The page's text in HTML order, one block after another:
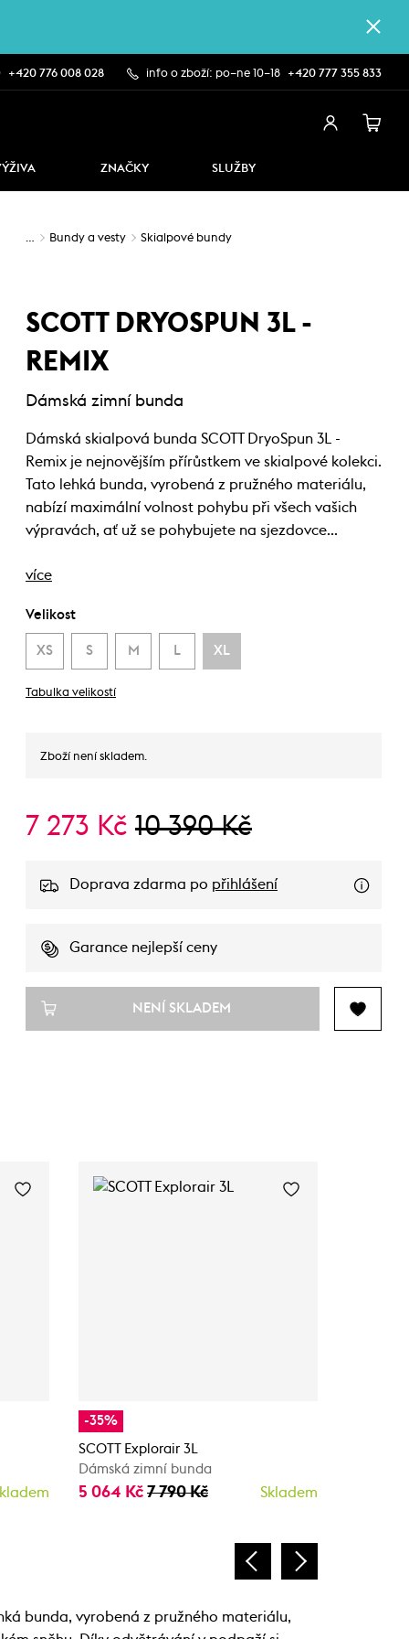
+420 776 008 028 info o zboží: po–ne 10–18 +420 777 355 833
ZNAČKY SLUŽBY
… Bundy a vesty Skialpové bundy
SCOTT DRYOSPUN 3L -
REMIX
Dámská zimní bunda
Dámská skialpová bunda SCOTT DryoSpun 3L -
Remix je nejnovějším přírůstkem ve skialpové kolekci.
Tato lehká bunda, vyrobená z pružného materiálu,
nabízí maximální volnost pohybu při všech vašich
výpravách, ať už se pohybujete na sjezdovce…
více
Velikost
XS S M L XL
Tabulka velikostí
Zboží není skladem.
7 273 Kč 10 390 Kč
Doprava zdarma po přihlášení
Garance nejlepší ceny
NENÍ SKLADEM
-35%
SCOTT Explorair 3L
Dámská zimní bunda
5 064 Kč 7 790 Kč Skladem
bunda, vyrobená z pružného materiálu,